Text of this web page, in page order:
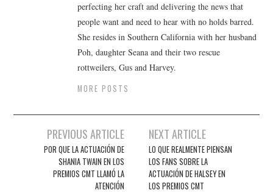
perfecting her craft and delivering the news that
people want and need to hear with no holds barred.
She resides in Southern California with her husband
Poh, daughter Seana and their two rescue
rottweilers, Gus and Harvey.
MORE POSTS
navigation
PREVIOUS ARTICLE
POR QUE LA ACTUACIÓN DE
SHANIA TWAIN EN LOS
PREMIOS CMT LLAMÓ LA
ATENCIÓN
NEXT ARTICLE
LO QUE REALMENTE PIENSAN
LOS FANS SOBRE LA
ACTUACIÓN DE HALSEY EN
LOS PREMIOS CMT